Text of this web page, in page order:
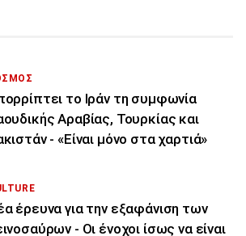
το Ιράν τη συμφωνία
Αραβίας, Τουρκίας και
- «Είναι μόνο στα χαρτιά»
έρευνα για την εξαφάνιση των
- Οι ένοχοι ίσως να είναι